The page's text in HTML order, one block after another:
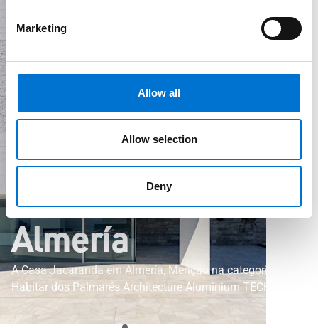
Marketing
Allow all
Allow selection
Deny
Menção_Habitar_Casa Jacaranda. Almería
Casa Jacaranda.
Almería
A Casa Jacaranda em Almería, Menção na categoria
Habitar dos Palmarés Architecture Aluminium TECHNAL
2019.